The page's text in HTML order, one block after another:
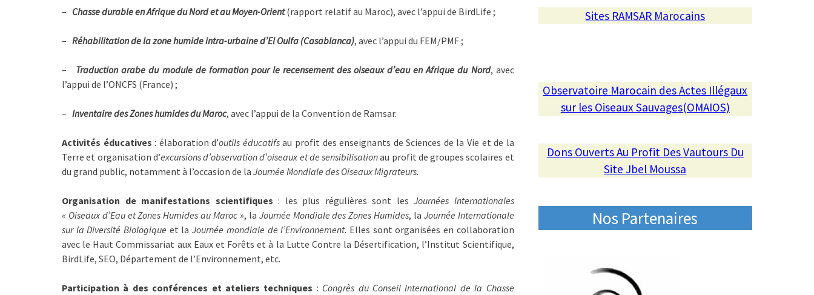
– Chasse durable en Afrique du Nord et au Moyen-Orient(rapport relatif au Maroc), avec l’appui de BirdLife ;
– Réhabilitation de la zone humide intra-urbaine d’El Oulfa (Casablanca), avec l’appui du FEM/PMF ;
– Traduction arabe du module de formation pour le recensement des oiseaux d’eau en Afrique du Nord, avec
l’appui de l’ONCFS (France) ;
– Inventaire des Zones humides du Maroc, avec l’appui de la Convention de Ramsar.
Activités éducatives : élaboration d’outils éducatifsau profit des enseignants de Sciences de la Vie et de la
Terre et organisation d’excursions d’observation d’oiseaux et de sensibilisationau profit de groupes scolaires et
du grand public, notamment à l’occasion de la Journée Mondiale des Oiseaux Migrateurs.
Organisation de manifestations scientifiques : les plus régulières sont lesJournées Internationales
« Oiseaux d’Eau et Zones Humides au Maroc », la Journée Mondiale des Zones Humides, la Journée Internationale
sur la Diversité Biologique et laJournée mondiale de l’Environnement. Elles sont organisées en collaboration
avec le Haut Commissariat aux Eaux et Forêts et à la Lutte Contre la Désertification, l’Institut Scientifique,
BirdLife, SEO, Département de l’Environnement, etc.
Participation à des conférences et ateliers techniques : Congrès du Conseil International de la Chasse
Sites RAMSAR Marocains
Observatoire Marocain des Actes Illégaux
sur les Oiseaux Sauvages(OMAIOS)
Dons Ouverts Au Profit Des Vautours Du
Site Jbel Moussa
Nos Partenaires